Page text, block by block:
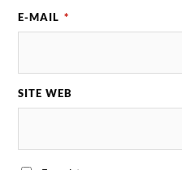
E-MAIL *
SITE WEB